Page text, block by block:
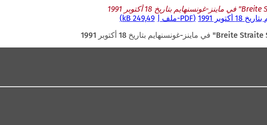
PDF-ملف 249,49 kB